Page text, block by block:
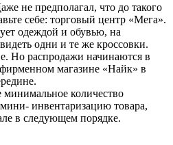
не предполагал, что до такого
себе: торговый центр «Мега».
одеждой и обувью, на
одни и те же кроссовки.
Но распродажи начинаются в
магазине «Найк» в
минимальное количество
инвентаризацию товара,
в следующем порядке.